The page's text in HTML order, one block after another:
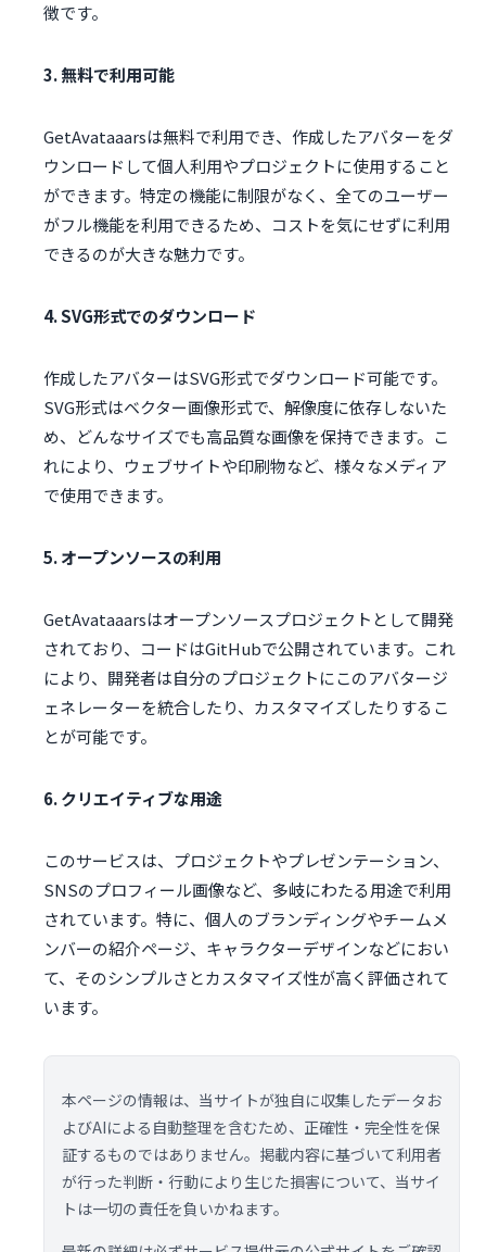
徴です。
3. 無料で利用可能
GetAvataaarsは無料で利用でき、作成したアバターをダ
ウンロードして個人利用やプロジェクトに使用すること
ができます。特定の機能に制限がなく、全てのユーザー
がフル機能を利用できるため、コストを気にせずに利用
できるのが大きな魅力です。
4. SVG形式でのダウンロード
作成したアバターはSVG形式でダウンロード可能です。
SVG形式はベクター画像形式で、解像度に依存しないた
め、どんなサイズでも高品質な画像を保持できます。こ
れにより、ウェブサイトや印刷物など、様々なメディア
で使用できます。
5. オープンソースの利用
GetAvataaarsはオープンソースプロジェクトとして開発
されており、コードはGitHubで公開されています。これ
により、開発者は自分のプロジェクトにこのアバタージ
ェネレーターを統合したり、カスタマイズしたりするこ
とが可能です。
6. クリエイティブな用途
このサービスは、プロジェクトやプレゼンテーション、
SNSのプロフィール画像など、多岐にわたる用途で利用
されています。特に、個人のブランディングやチームメ
ンバーの紹介ページ、キャラクターデザインなどにおい
て、そのシンプルさとカスタマイズ性が高く評価されて
います。
本ページの情報は、当サイトが独自に収集したデータお
よびAIによる自動整理を含むため、正確性・完全性を保
証するものではありません。掲載内容に基づいて利用者
が行った判断・行動により生じた損害について、当サイ
トは一切の責任を負いかねます。